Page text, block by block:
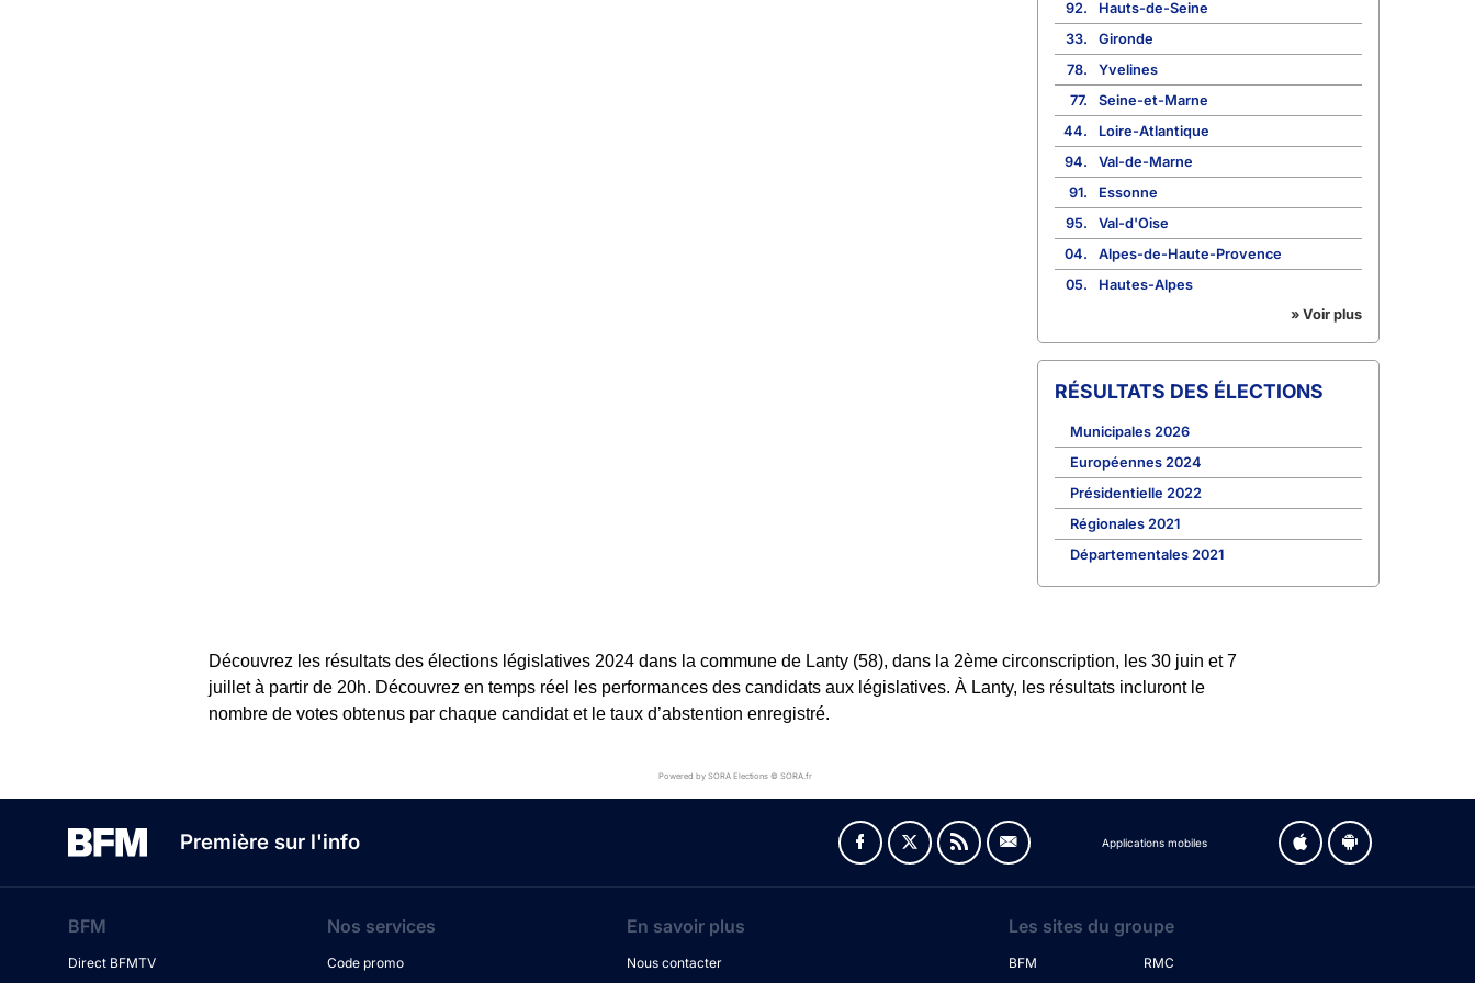
92.
Hauts-de-Seine
33.
Gironde
78.
Yvelines
77.
Seine-et-Marne
44.
Loire-Atlantique
94.
Val-de-Marne
91.
Essonne
95.
Val-d'Oise
04.
Alpes-de-Haute-Provence
05.
Hautes-Alpes
» Voir plus
RÉSULTATS DES ÉLECTIONS
Municipales 2026
Européennes 2024
Présidentielle 2022
Régionales 2021
Départementales 2021
Découvrez les résultats des élections législatives 2024 dans la commune de Lanty (58), dans la 2ème circonscription, les 30 juin et 7
juillet à partir de 20h. Découvrez en temps réel les performances des candidats aux législatives. À Lanty, les résultats incluront le
nombre de votes obtenus par chaque candidat et le taux d’abstention enregistré.
Powered by SORA Elections © SORA.fr
Première sur l'info Applications mobiles
BFM
Direct BFMTV
Nos services
Code promo
En savoir plus
Nous contacter
Les sites du groupe
BFM RMC